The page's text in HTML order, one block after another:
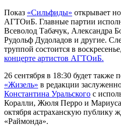
Показ «Сильфиды» открывает
АГТОиБ. Главные партии
Всеволод Табачук, Александра
Рудольф Дудоладов и другие.
труппой состоится в
концерте артистов АГТОиБ.
26 сентября в 18:30 будет также
«Жизель» в редакции
Константина Уральского с
Коралли, Жюля Перро и
октября астраханскую публику
«Раймонда».